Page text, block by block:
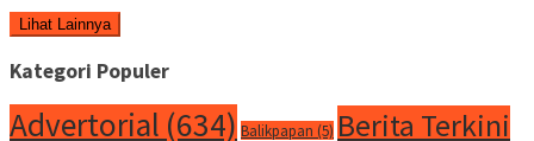
Lihat Lainnya
Kategori Populer
Advertorial (634) Balikpapan (5) Berita Terkini